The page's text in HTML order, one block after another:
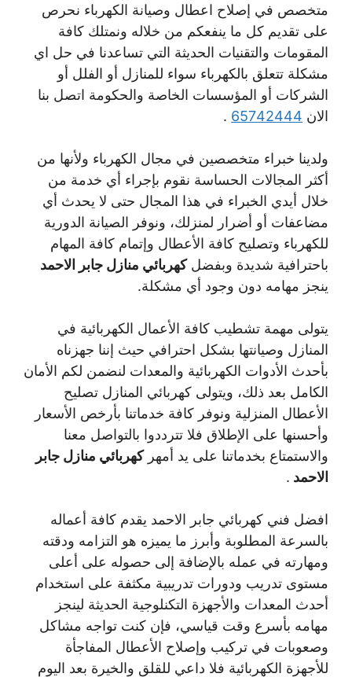
متخصص في إصلاح اعطال وصيانة الكهرباء نحرص
على تقديم كل ما ينفعكم من خلاله ونمتلك كافة
المقومات والتقنيات الحديثة التي تساعدنا في حل اي
مشكلة تتعلق بالكهرباء سواء للمنازل أو الفلل أو
الشركات أو المؤسسات الخاصة والحكومة اتصل بنا
الان 65742444
.
ولدينا خبراء متخصصين في مجال الكهرباء ولأنها من
أكثر المجالات الحساسة نقوم بإجراء أي خدمة من
خلال أيدي الخبراء في هذا المجال حتى لا يحدث أي
مضاعفات أو أضرار لمنزلك، ونوفر الصيانة الدورية
للكهرباء وتصليح كافة الأعطال وإتمام كافة المهام
باحترافية شديدة وبفضلكهربائي منازل جابر الاحمد
ينجز مهامه دون وجود أي مشكلة.
يتولى مهمة تشطيب كافة الأعمال الكهربائية في
المنازل وصيانتها بشكل احترافي حيث إننا جهزناه
بأحدث الأدوات الكهربائية والمعدات لنضمن لكم الأمان
الكامل بعد ذلك، ويتولى كهربائي المنازل تصليح
الأعطال المنزلية ونوفر كافة خدماتنا بأرخص الأسعار
وأحسنها على الإطلاق فلا تترددوا بالتواصل معنا
والاستمتاع بخدماتنا على يد أمهركهربائي منازل جابر
الاحمد .
افضل فني كهربائي جابر الاحمد يقدم كافة أعماله
بالسرعة المطلوبة وأبرز ما يميزه هو التزامه ودقته
ومهارته في عمله بالإضافة إلى حصوله على أعلى
مستوى تدريب ودورات تدريبية مكثفة على استخدام
أحدث المعدات والأجهزة التكنلوجية الحديثة لينجز
مهامه بأسرع وقت قياسي، فإن كنت تواجه مشاكل
وصعوبات في تركيب وإصلاح الأعطال المفاجأة
للأجهزة الكهربائية فلا داعي للقلق والخيرة بعد اليوم